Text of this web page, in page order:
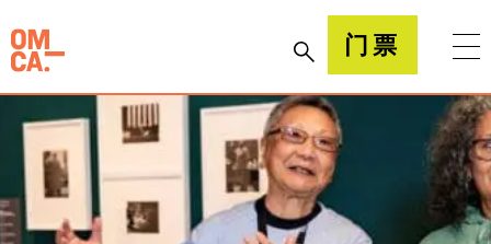
到
内
容
加州奥克兰博物馆(OMCA) 门票